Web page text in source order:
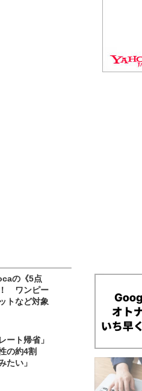
の《5点
ワンピー
トなど対象
ート帰省」
の約4割
たい」